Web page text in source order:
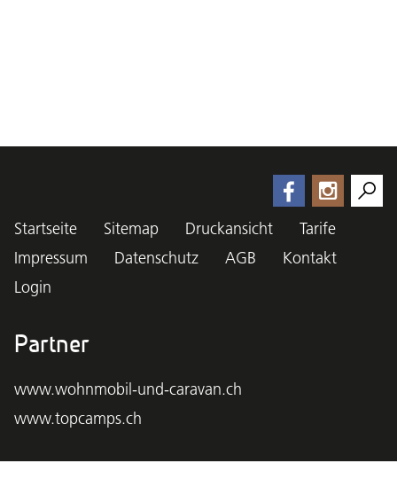
Startseite Sitemap Druckansicht
Tarife
Impressum
Datenschutz AGB
Kontakt
Login
Partner
www.wohnmobil-und-caravan.ch
www.topcamps.ch